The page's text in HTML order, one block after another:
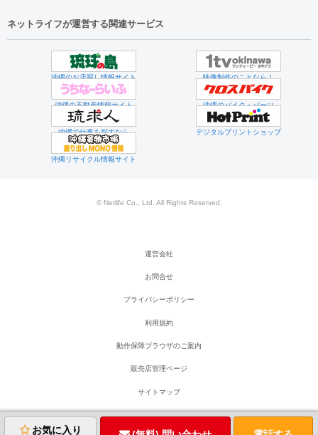
お気に入り
ネットライフが運営する関連サービス
沖縄のお店探し情報サイト 映像制作のことなら！
沖縄の不動産情報サイト 沖縄のバイク・パーツ
沖縄で仕事を探すなら デジタルプリントショップ
沖縄リサイクル情報サイト
© Netlife Co., Ltd. All Rights Reserved.
運営会社
お問合せ
プライバシーポリシー
利用規約
動作保障ブラウザのご案内
販売店管理ページ
サイトマップ